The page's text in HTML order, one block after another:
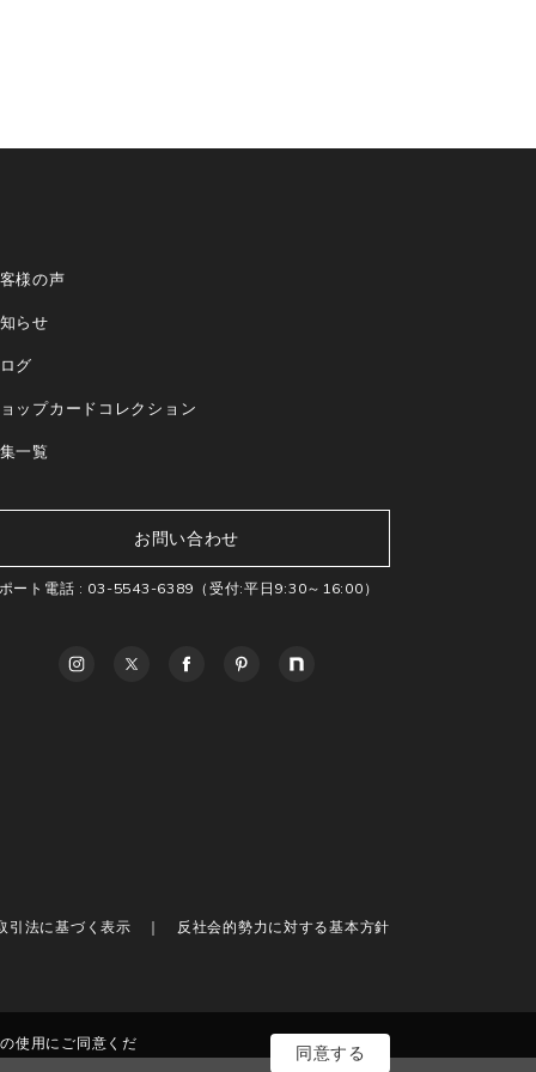
様の声
らせ
グ
ップカードコレクション
一覧
お問い合わせ
ート電話 : 03-5543-6389 （受付:平日9:30～16:00）
引法に基づく表示 反社会的勢力に対する基本方針
使用にご同意くだ
同意する